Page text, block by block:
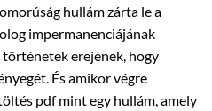
hullám zárta le a
impermanenciájának
történetek erejének, hogy
És amikor végre
pdf mint egy hullám, amely